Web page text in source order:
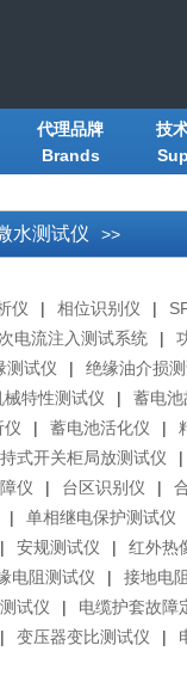
代理品牌
Brands
技
水测试仪 >>
仪 | 相位识别仪 |
电流注入测试系统 |
测试仪 |
绝缘油介损
械特性测试仪 |
蓄电
仪 | 蓄电池活化仪 |
式开关柜局放测试仪
|
仪 | 台区识别仪 |
|
单相继电保护测试仪
| 安规测试仪 |
红外热
电阻测试仪 |
接地电
试仪 |
电缆护套故障
| 变压器变比测试仪 |